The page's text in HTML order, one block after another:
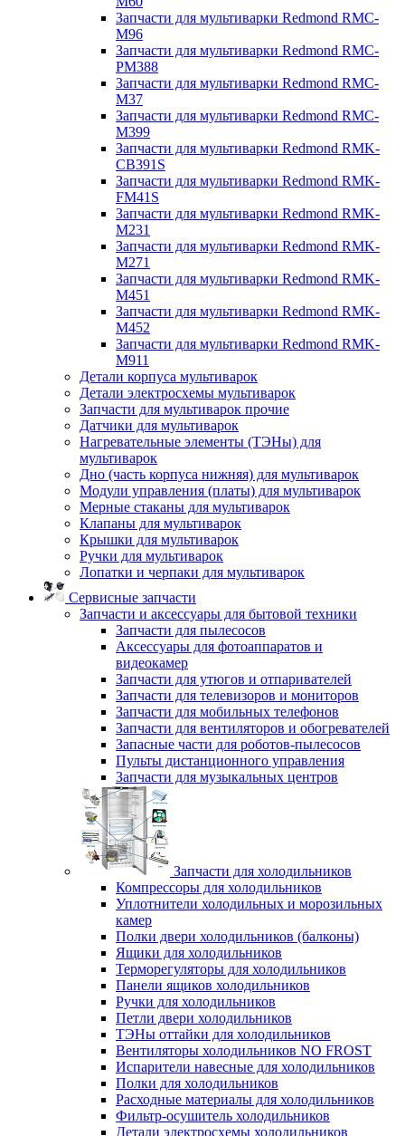
Запчасти для мультиварки Redmond RMC-
M96
Запчасти для мультиварки Redmond RMC-
PM388
Запчасти для мультиварки Redmond RMC-
M37
Запчасти для мультиварки Redmond RMC-
M399
Запчасти для мультиварки Redmond RMK-
CB391S
Запчасти для мультиварки Redmond RMK-
FM41S
Запчасти для мультиварки Redmond RMK-
M231
Запчасти для мультиварки Redmond RMK-
M271
Запчасти для мультиварки Redmond RMK-
M451
Запчасти для мультиварки Redmond RMK-
M452
Запчасти для мультиварки Redmond RMK-
M911
Детали корпуса мультиварок
Детали электросхемы мультиварок
Запчасти для мультиварок прочие
Датчики для мультиварок
Нагревательные элементы (ТЭНы) для
мультиварок
Дно (часть корпуса нижняя) для мультиварок
Модули управления (платы) для мультиварок
Мерные стаканы для мультиварок
Клапаны для мультиварок
Крышки для мультиварок
Ручки для мультиварок
Лопатки и черпаки для мультиварок
Сервисные запчасти
Запчасти и аксессуары для бытовой техники
Запчасти для пылесосов
Аксессуары для фотоаппаратов и
видеокамер
Запчасти для утюгов и отпаривателей
Запчасти для телевизоров и мониторов
Запчасти для мобильных телефонов
Запчасти для вентиляторов и обогревателей
Запасные части для роботов-пылесосов
Пульты дистанционного управления
Запчасти для музыкальных центров
Запчасти для холодильников
Компрессоры для холодильников
Уплотнители холодильных и морозильных
камер
Полки двери холодильников (балконы)
Ящики для холодильников
Терморегуляторы для холодильников
Панели ящиков холодильников
Ручки для холодильников
Петли двери холодильников
ТЭНы оттайки для холодильников
Вентиляторы холодильников NO FROST
Испарители навесные для холодильников
Полки для холодильников
Расходные материалы для холодильников
Фильтр-осушитель холодильников
Детали электросхемы холодильников